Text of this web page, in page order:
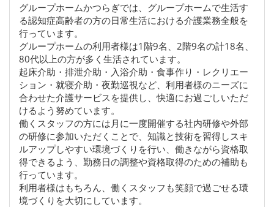
グループホームかつらぎでは、グループホームで生活す
る認知症高齢者の方の日常生活における介護業務全般を
行っています。
グループホームの利用者様は1階9名、2階9名の計18名、
80代以上の方が多く生活されています。
起床介助・排泄介助・入浴介助・食事作り・レクリエー
ション・就寝介助・夜勤巡視など、利用者様のニーズに
合わせた介護サービスを提供し、快適にお過ごしいただ
けるよう努めています。
働くスタッフの方には月に一度開催する社内研修や外部
の研修に参加いただくことで、知識と技術を習得しスキ
ルアップしやすい環境づくりを行い、働きながら資格取
得できるよう、勤務日の調整や資格取得のための補助も
行っています。
利用者様はもちろん、働くスタッフも笑顔で過ごせる環
境づくりを大切にしています。